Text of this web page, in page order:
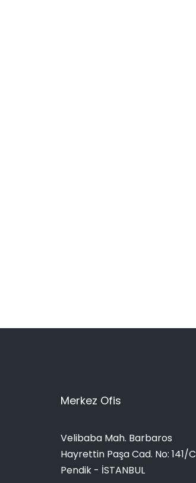
Merkez Ofis
Velibaba Mah. Barbaros
Hayrettin Paşa Cad. No: 141/C
Pendik - İSTANBUL